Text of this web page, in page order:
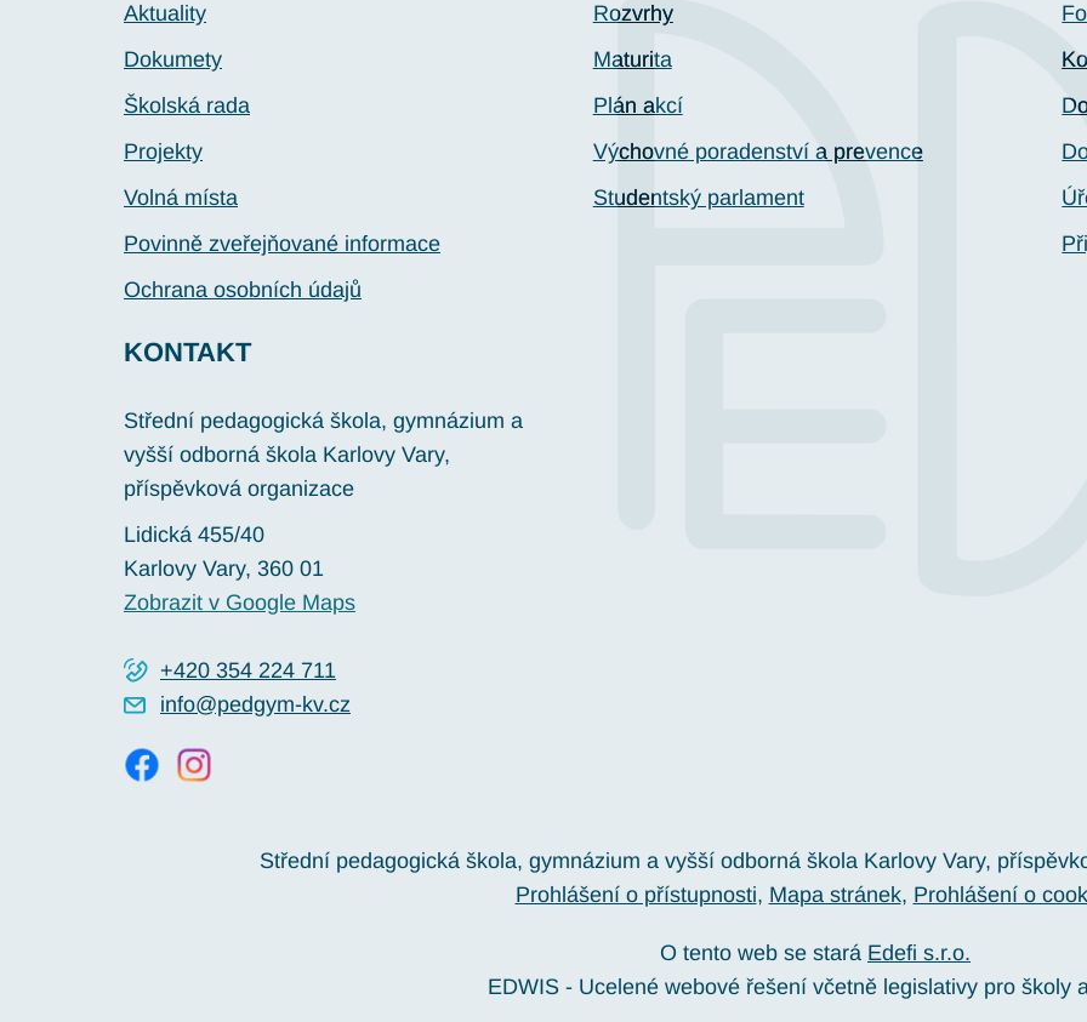
Aktuality
Dokumety
Školská rada
Projekty
Volná místa
Povinně zveřejňované informace
Ochrana osobních údajů
Rozvrhy
Maturita
Plán akcí
Výchovné poradenství a prevence
Studentský parlament
KONTAKT
Střední pedagogická škola, gymnázium a
vyšší odborná škola Karlovy Vary,
příspěvková organizace
Lidická 455/40
Karlovy Vary, 360 01
Zobrazit v Google Maps
+420 354 224 711
info@pedgym-kv.cz
Střední pedagogická škola, gymnázium a vyšší odborná škola Karlovy Vary,
Prohlášení o přístupnosti Mapa stránek Prohlášení o
O tento web se stará Edefi s.r.o.
EDWIS - Ucelené webové řešení včetně legislativy pro školy